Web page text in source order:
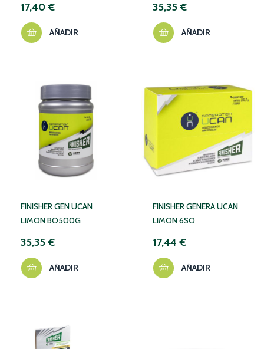
17,40 €
AÑADIR
35,35 €
AÑADIR
FINISHER GEN UCAN
LIMON BO500G
35,35 €
AÑADIR
FINISHER GENERA UCAN
LIMON 6SO
17,44 €
AÑADIR